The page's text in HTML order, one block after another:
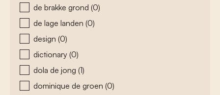
de brakke grond (0)
de lage landen (0)
design (0)
dictionary (0)
dola de jong (1)
dominique de groen (0)